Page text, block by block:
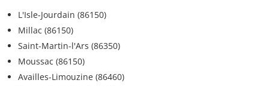
L'Isle-Jourdain (86150)
Millac (86150)
Saint-Martin-l'Ars (86350)
Moussac (86150)
Availles-Limouzine (86460)